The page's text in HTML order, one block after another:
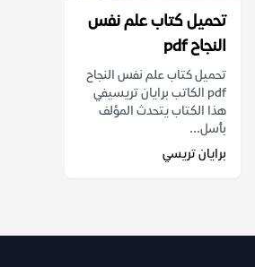
تحميل كتاب علم نفس
النجاح pdf
تحميل كتاب علم نفس النجاح
pdf الكاتب برايان تريسيفي
هذا الكتاب يتحدث المؤلف
بأسل...
برايان تريسي